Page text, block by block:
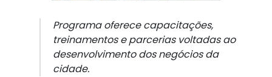
Programa oferece capacitações,
treinamentos e parcerias voltadas ao
desenvolvimento dos negócios da
cidade.